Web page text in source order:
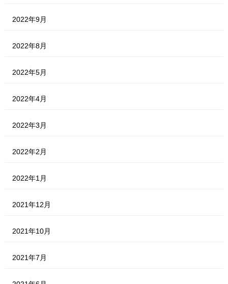
2022年9月
2022年8月
2022年5月
2022年4月
2022年3月
2022年2月
2022年1月
2021年12月
2021年10月
2021年7月